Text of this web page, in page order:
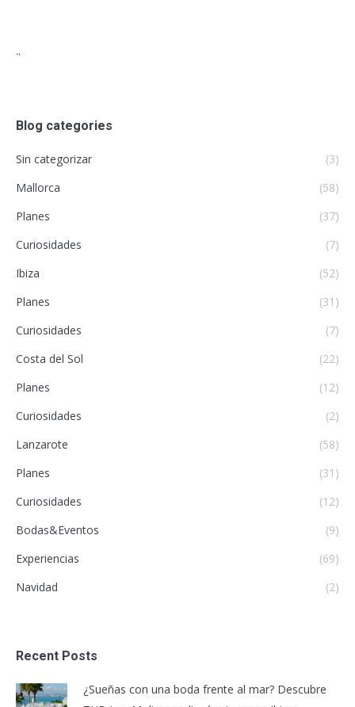
"
Blog categories
Sin categorizar
(3)
Mallorca
(58)
Planes
(37)
Curiosidades
(7)
Ibiza
(52)
Planes
(31)
Curiosidades
(7)
Costa del Sol
(22)
Planes
(12)
Curiosidades
(2)
Lanzarote
(58)
Planes
(31)
Curiosidades
(12)
Bodas&Eventos
(9)
Experiencias
(69)
Navidad
(2)
Recent Posts
¿Sueñas con una boda frente al mar? Descubre